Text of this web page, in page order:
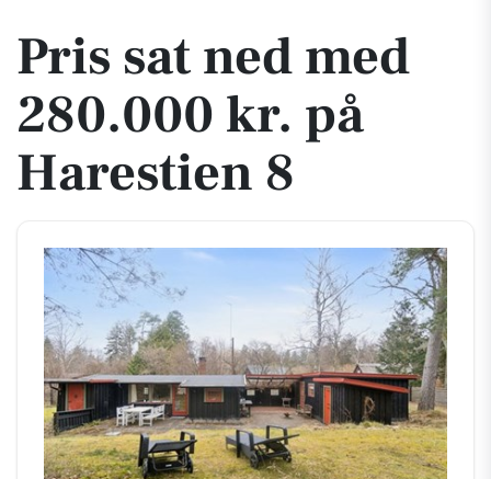
Pris sat ned med
280.000 kr. på
Harestien 8